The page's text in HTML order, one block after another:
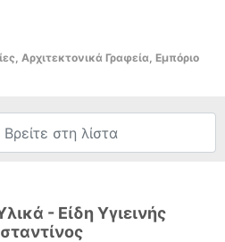
Αρχιτεκτονικά Γραφεία, Εμπόριο
- Είδη Υγιεινής